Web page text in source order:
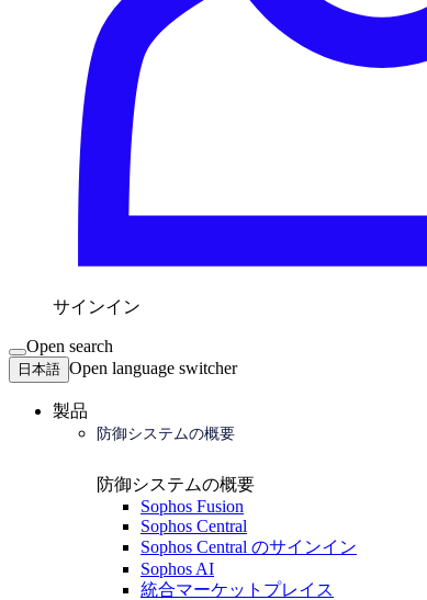
サインイン
Open search
日本語 Open language switcher
製品
防御システムの概要
防御システムの概要
Sophos Fusion
Sophos Central
Sophos Central のサインイン
Sophos AI
統合マーケットプレイス